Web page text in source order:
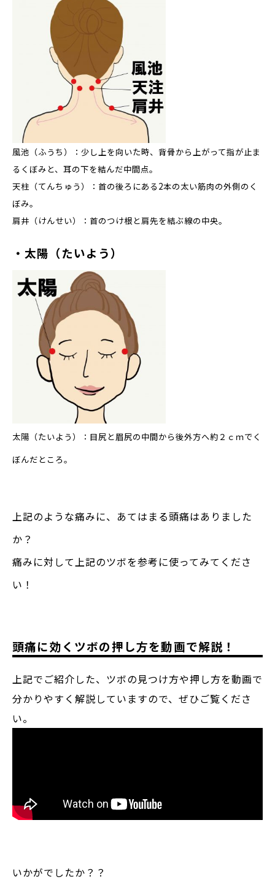
風池（ふうち）：少し上を向いた時、背骨から上がって指が止ま
るくぼみと、耳の下を結んだ中間点。
天柱（てんちゅう）：首の後ろにある2本の太い筋肉の外側のく
ぼみ。
肩井（けんせい）：首のつけ根と肩先を結ぶ線の中央。
・太陽（たいよう）
太陽（たいよう）：目尻と眉尻の中間から後外方へ約２ｃｍでく
ぼんだところ。
上記のような痛みに、あてはまる頭痛はありました
か？
痛みに対して上記のツボを参考に使ってみてくださ
い！
頭痛に効くツボの押し方を動画で解説！
上記でご紹介した、ツボの見つけ方や押し方を動画で
分かりやすく解説していますので、ぜひご覧くださ
い。
いかがでしたか？？